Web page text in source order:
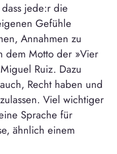
jede:r die
Gefühle
Annahmen zu
dem Motto der »Vier
Ruiz. Dazu
Recht haben und
Viel wichtiger
Sprache für
ähnlich einem